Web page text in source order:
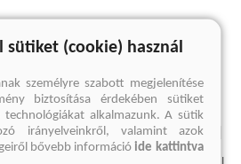
nincs találat
Elállási felmondási nyilatkozat
sütiket (cookie) használ
személyre szabott megjelenítése
biztosítása érdekében sütiket
technológiákat alkalmazunk. A sütik
irányelveinkről, valamint azok
bővebb információide kattintva